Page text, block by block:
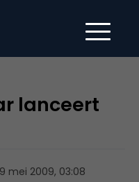
lanceert
mei 2009, 03:08